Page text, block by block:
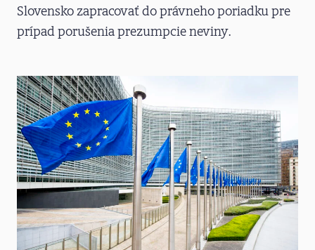
Slovensko zapracovať do právneho poriadku pre
prípad porušenia prezumpcie neviny.